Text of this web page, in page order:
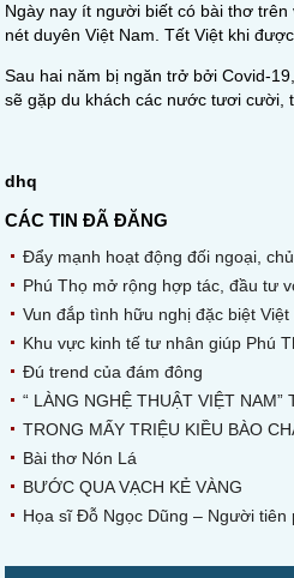
Ngày nay ít người biết có bài thơ
nét duyên Việt Nam. Tết Việt khi
Sau hai năm bị ngăn trở bởi Covid-
sẽ gặp du khách các nước tươi cười,
dhq
CÁC TIN ĐÃ ĐĂNG
Đẩy mạnh hoạt động đối ngoại,
Phú Thọ mở rộng hợp tác, đầu tư
Vun đắp tình hữu nghị đặc biệt
Khu vực kinh tế tư nhân giúp Phú
Đú trend của đám đông
“ LÀNG NGHỆ THUẬT VIỆT
TRONG MẤY TRIỆU KIỀU BÀO
Bài thơ Nón Lá
BƯỚC QUA VẠCH KẺ VÀNG
Họa sĩ Đỗ Ngọc Dũng – Người